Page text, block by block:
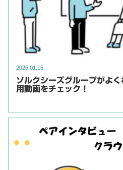
2025.01.15
ソルクシーズグループがよ
用動画をチェック！